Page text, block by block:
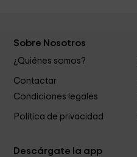
Sobre Nosotros
¿Quiénes somos?
Contactar
Condiciones legales
Política de privacidad
Descárgate la app